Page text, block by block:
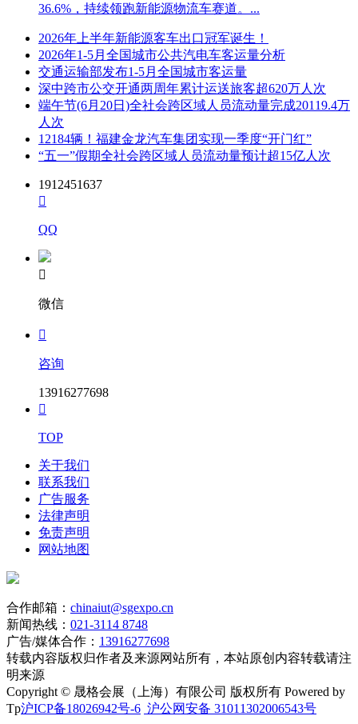
36.6%，持续领跑新能源物流车赛道。...
2026年上半年新能源客车出口冠军诞生！
2026年1-5月全国城市公共汽电车客运量分析
交通运输部发布1-5月全国城市客运量
深中跨市公交开通两周年累计运送旅客超620万人次
端午节(6月20日)全社会跨区域人员流动量完成20119.4万
人次
12184辆！福建金龙汽车集团实现一季度“开门红”
“五一”假期全社会跨区域人员流动量预计超15亿人次
1912451637

QQ

微信

咨询
13916277698

TOP
关于我们
联系我们
广告服务
法律声明
免责声明
网站地图
合作邮箱： chinaiut@sgexpo.cn
新闻热线： 021-3114 8748
广告/媒体合作： 13916277698
转载内容版权归作者及来源网站所有，本站原创内容转载请注
明来源
Copyright © 晟格会展（上海）有限公司 版权所有 Powered by
Tp沪ICP备18026942号-6 沪公网安备 31011302006543号